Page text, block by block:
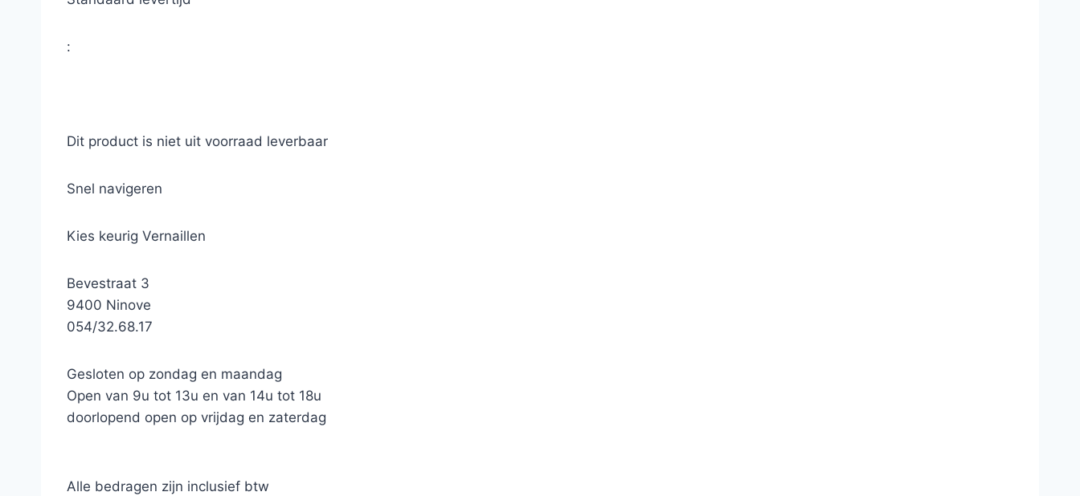
:
Dit product is niet uit voorraad leverbaar
Snel navigeren
Kies keurig Vernaillen
Bevestraat 3
9400 Ninove
054/32.68.17
Gesloten op zondag en maandag
Open van 9u tot 13u en van 14u tot 18u
doorlopend open op vrijdag en zaterdag
Alle bedragen zijn inclusief btw